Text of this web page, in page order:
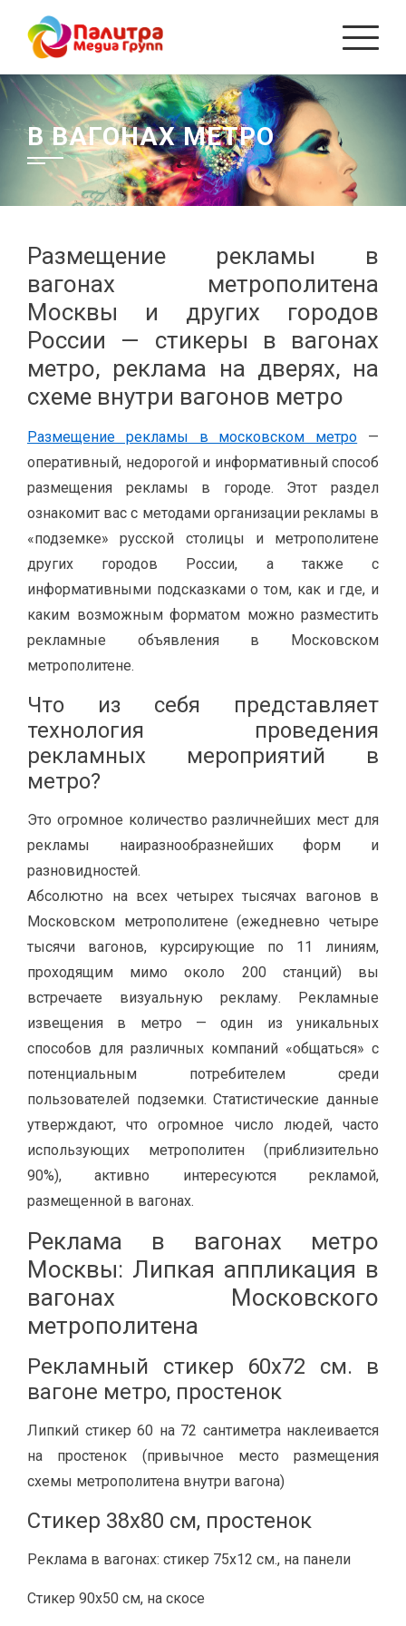
Перейти
содержанию
В ВАГОНАХ МЕТРО
Размещение рекламы в
вагонах метрополитена
Москвы и других городов
России — стикеры в вагонах
метро, реклама на дверях, на
схеме внутри вагонов метро
Размещение рекламы в московском метро —
оперативный, недорогой и информативный способ
размещения рекламы в городе. Этот раздел
ознакомит вас с методами организации рекламы в
«подземке» русской столицы и метрополитене
других городов России, а также с
информативными подсказками о том, как и где, и
каким возможным форматом можно разместить
рекламные объявления в Московском
метрополитене.
Что из себя представляет
технология проведения
рекламных мероприятий в
метро?
Это огромное количество различнейших мест для
рекламы наиразнообразнейших форм и
разновидностей.
Абсолютно на всех четырех тысячах вагонов в
Московском метрополитене (ежедневно четыре
тысячи вагонов, курсирующие по 11 линиям,
проходящим мимо около 200 станций) вы
встречаете визуальную рекламу. Рекламные
извещения в метро — один из уникальных
способов для различных компаний «общаться» с
потенциальным потребителем среди
пользователей подземки. Статистические данные
утверждают, что огромное число людей, часто
использующих метрополитен (приблизительно
90%), активно интересуются рекламой,
размещенной в вагонах.
Реклама в вагонах метро
Москвы: Липкая аппликация в
вагонах Московского
метрополитена
Рекламный стикер 60х72 см. в
вагоне метро, простенок
Липкий стикер 60 на 72 сантиметра наклеивается
на простенок (привычное место размещения
схемы метрополитена внутри вагона)
Стикер 38х80 см, простенок
Реклама в вагонах: стикер 75х12 см., на панели
Стикер 90х50 см, на скосе